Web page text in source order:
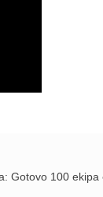
Gotovo 100